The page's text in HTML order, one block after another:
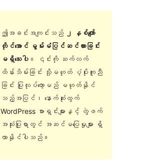
ဤအခင်းအကျင်းသည်
၂ နှစ်ကျော်
တိုင်အောင် မွမ်းမံပြင်ဆင်ထားခြင်း
မရှိသေးပါ။ ၎င်းကို ဆက်လက်
ထိန်းသိမ်းခြင်း သို့မဟုတ် ပံ့ပိုးကူညီ
ခြင်း ပြုလုပ်တော့မည် မဟုတ်နိုင်
သည့်အပြင်၊ နောက်ဆုံးထွက်
WordPress ဗားရှင်းများနှင့် တွဲဖက်
အသုံးပြုရာတွင် အဆင်မပြေမှုများ ရှိ
လာနိုင်ပါသည်။